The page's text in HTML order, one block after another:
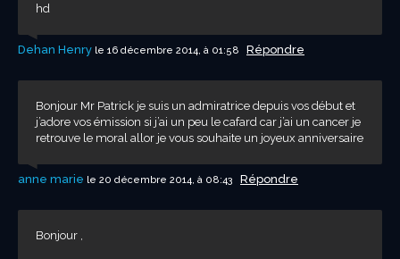
hd
Dehan Henry le 16 décembre 2014, à 01:58 Répondre
Bonjour Mr Patrick je suis un admiratrice depuis vos début et
j’adore vos émission si j’ai un peu le cafard car j’ai un cancer je
retrouve le moral allor je vous souhaite un joyeux anniversaire
anne marie le 20 décembre 2014, à 08:43 Répondre
Bonjour ,